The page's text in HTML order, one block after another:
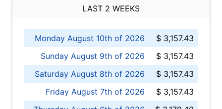
LAST 2 WEEKS
Monday August 10th of 2026
$ 3,157.43
Sunday August 9th of 2026
$ 3,157.43
Saturday August 8th of 2026
$ 3,157.43
Friday August 7th of 2026
$ 3,157.43